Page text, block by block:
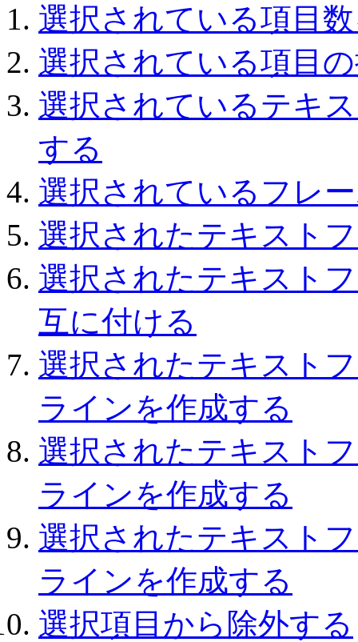
選択されている項目
選択されている項目
選択されているテキ
する
選択されているフレ
選択されたテキスト
選択されたテキスト
互に付ける
選択されたテキスト
ラインを作成する
選択されたテキスト
ラインを作成する
選択されたテキスト
ラインを作成する
選択項目から除外する